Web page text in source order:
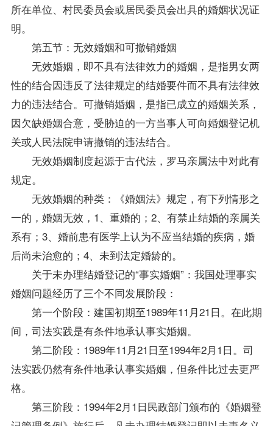
所在单位、村民委员会或居民委员会出具的婚姻状况证
明。
第五节：无效婚姻和可撤销婚姻
无效婚姻，即不具有法律效力的婚姻，是指男女两
性的结合因违反了法律规定的结婚要件而不具有法律效
力的违法结合。可撤销婚姻，是指已成立的婚姻关系，
因欠缺婚姻合意，受胁迫的一方当事人可向婚姻登记机
关或人民法院申请撤销的违法结合。
无效婚姻制度起源于古代法，罗马亲属法中对此有
规定。
无效婚姻的种类：《婚姻法》规定，有下列情形之
一的，婚姻无效，1、重婚的；2、有禁止结婚的亲属关
系有；3、婚前患有医学上认为不应当结婚的疾病，婚
后尚未治愈的；4、未到法定婚龄的。
关于未办理结婚登记的“事实婚姻”：我国处理事实
婚姻问题经历了三个不同发展阶段：
第一个阶段：建国初期至1989年11月21日。在此期
间，司法实践是有条件地承认事实婚姻。
第二阶段：1989年11月21日至1994年2月1日。司
法实践仍然有条件地承认事实婚姻，但条件比过去更严
格。
第三阶段：1994年2月1日民政部门颁布的《婚姻登